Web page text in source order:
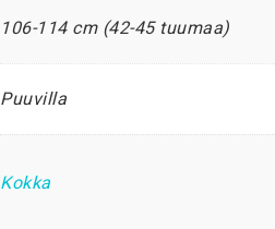
106-114 cm (42-45 tuumaa)
Puuvilla
Kokka